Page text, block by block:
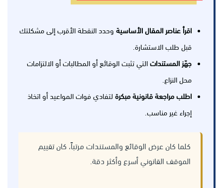
اقرأ عناصر المقال الأساسية وحدد النقطة الأقرب إلى مشكلتك
قبل طلب الاستشارة.
جهّز المستنداتالتي تثبت الوقائع أو المطالبات أو الالتزامات
محل النزاع.
اطلب مراجعة قانونية مبكرة لتفادي فوات المواعيد أو اتخاذ
إجراء غير مناسب.
كلما كان عرض الوقائع والمستندات مرتباً، كان تقييم
الموقف القانوني أسرع وأكثر دقة.